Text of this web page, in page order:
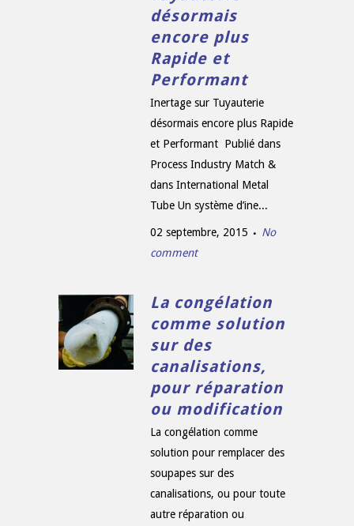
désormais
encore plus
Rapide et
Performant
Inertage sur Tuyauterie
désormais encore plus Rapide
et Performant Publié dans
Process Industry Match &
dans International Metal
Tube Un système d’ine...
02 septembre, 2015
No
comment
La congélation
comme solution
sur des
canalisations,
pour réparation
ou modification
La congélation comme
solution pour remplacer des
soupapes sur des
canalisations, ou pour toute
autre réparation ou